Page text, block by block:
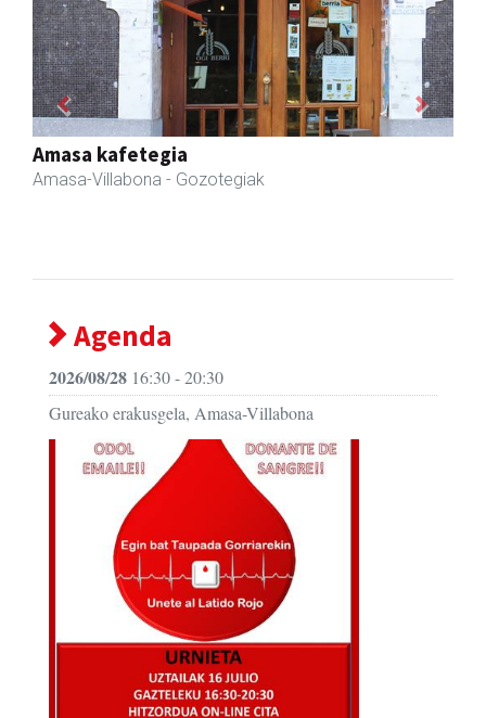
Fleming Herri Eskola
Amasa-Villabona
Previous Next
Agenda
2026/08/28 16:30 - 20:30
Gureako erakusgela, Amasa-Villabona